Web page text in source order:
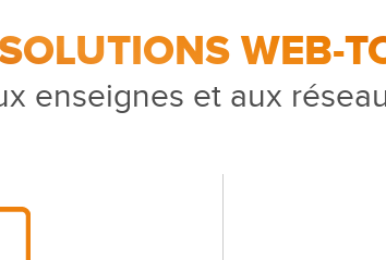
WEB-
enseignes et aux